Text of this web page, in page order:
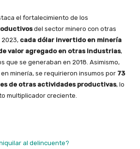
el fortalecimiento de los
del sector minero con otras
2023, cada dólar invertido en minería
valor agregado en otras industrias,
que se generaban en 2018. Asimismo,
minería, se requirieron insumos por 73
de otras actividades productivas, lo
multiplicador creciente.
al delincuente?